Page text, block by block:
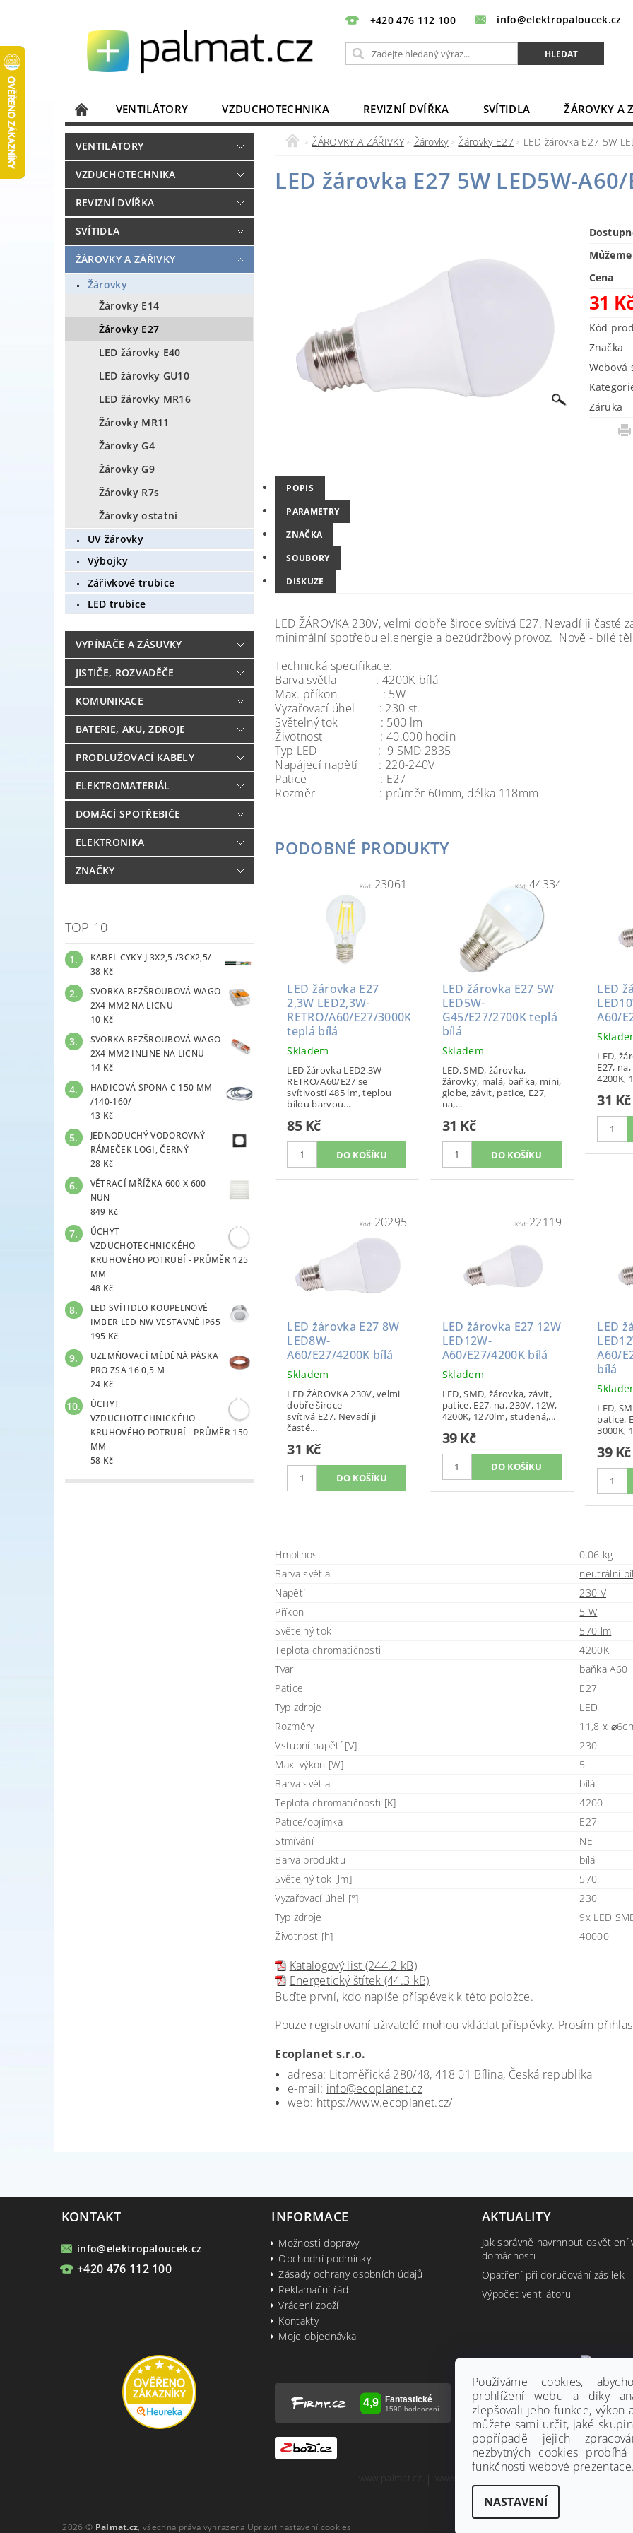
+420 476 112 100 info@elektropaloucek.cz
VENTILÁTORY VZDUCHOTECHNIKA REVIZNÍ DVÍŘKA SVÍTIDLA
ŽÁROVKY A
JISTIČE, ROZVADĚČE
KOMUNIKACE BATERIE, AKU, ZDROJE
DOMÁCÍ SPOTŘEBIČE
ELEKTRONIKA
VENTILÁTORY
VZDUCHOTECHNIKA
REVIZNÍ DVÍŘKA
SVÍTIDLA
ŽÁROVKY A ZÁŘIVKY
Žárovky
Žárovky E14
Žárovky E27
LED žárovky E40
LED žárovky GU10
LED žárovky MR16
Žárovky MR11
Žárovky G4
Žárovky G9
Žárovky R7s
Žárovky ostatní
UV žárovky
Výbojky
Zářivkové trubice
LED trubice
VYPÍNAČE A ZÁSUVKY
JISTIČE, ROZVADĚČE
KOMUNIKACE
BATERIE, AKU, ZDROJE
PRODLUŽOVACÍ KABELY
ELEKTROMATERIÁL
DOMÁCÍ SPOTŘEBIČE
ELEKTRONIKA
ZNAČKY
TOP 10
KABEL CYKY-J 3X2,5 /3CX2,5/
38 Kč
SVORKA BEZŠROUBOVÁ WAGO
2X4 MM2 NA LICNU
10 Kč
SVORKA BEZŠROUBOVÁ WAGO
2X4 MM2 INLINE NA LICNU
14 Kč
HADICOVÁ SPONA C 150 MM
/140-160/
13 Kč
JEDNODUCHÝ VODOROVNÝ
RÁMEČEK LOGI, ČERNÝ
28 Kč
VĚTRACÍ MŘÍŽKA 600 X 600
NUN
849 Kč
ÚCHYT
VZDUCHOTECHNICKÉHO
KRUHOVÉHO POTRUBÍ - PRŮMĚR 125
MM
48 Kč
LED SVÍTIDLO KOUPELNOVÉ
IMBER LED NW VESTAVNÉ IP65
195 Kč
UZEMŇOVACÍ MĚDĚNÁ PÁSKA
PRO ZSA 16 0,5 M
24 Kč
ÚCHYT
VZDUCHOTECHNICKÉHO
KRUHOVÉHO POTRUBÍ - PRŮMĚR 150
MM
58 Kč
ŽÁROVKY A ZÁŘIVKY Žárovky Žárovky E27 LED žárovka E27 5W
LED žárovka E27 5W LED5W-
Cena
31
Kód
Značka
Webová
Záruka
POPIS
PARAMETRY
ZNAČKA
SOUBORY
DISKUZE
LED ŽÁROVKA 230V, velmi dobře široce svítivá E27. Nevadí ji
minimální spotřebu el.energie a bezúdržbový provoz. Nově - bílé
Technická specifikace:
Barva světla : 4200K-bílá
Max. příkon : 5W
Vyzařovací úhel : 230 st.
Světelný tok : 500 lm
Životnost : 40.000 hodin
Typ LED : 9 SMD 2835
Napájecí napětí : 220-240V
Patice : E27
Rozměr : průměr 60mm, délka 118mm
PODOBNÉ PRODUKTY
Kód: 23061
LED žárovka E27
2,3W LED2,3W-
RETRO/A60/E27/3000K
teplá bílá
Skladem
LED žárovka LED2,3W-
RETRO/A60/E27 se
svítivostí 485 lm, teplou
bílou barvou...
85 Kč
Kód:44334
LED žárovka E27 5W
LED5W-
G45/E27/2700K teplá
bílá
Skladem
LED, SMD, žárovka,
žárovky, malá, baňka, mini,
globe, závit, patice, E27,
na,...
31 Kč
LED
A60/
LED,
E27,
4200K,
31 Kč
Kód: 20295
LED žárovka E27 8W
LED8W-
A60/E27/4200K bílá
Skladem
LED ŽÁROVKA 230V, velmi
dobře široce
svítivá E27. Nevadí ji
časté...
31 Kč
Kód: 22119
LED žárovka E27 12W
LED12W-
A60/E27/4200K bílá
Skladem
LED, SMD, žárovka, závit,
patice, E27, na, 230V, 12W,
4200K, 1270lm, studená,...
39 Kč
LED
A60/
bílá
LED,
patice,
3000K,
39 Kč
Hmotnost
0.06 kg
Barva světla
neutrální
Napětí
230 V
Příkon
5 W
Světelný tok
570 lm
Teplota chromatičnosti
4200K
Tvar
baňka A60
Patice
E27
Typ zdroje
LED
Rozměry
11,8 x
Vstupní napětí [V]
230
Max. výkon [W]
5
Barva světla
bílá
Teplota chromatičnosti [K]
4200
Patice/objímka
E27
Stmívání
NE
Barva produktu
bílá
Světelný tok [lm]
570
Vyzařovací úhel [°]
230
Typ zdroje
9x LED
Životnost [h]
40000
Katalogový list (244.2 kB)
Energetický štítek (44.3 kB)
Buďte první, kdo napíše příspěvek k této položce.
Pouze registrovaní uživatelé mohou vkládat příspěvky. Prosím
Ecoplanet s.r.o.
adresa: Litoměřická 280/48, 418 01 Bílina, Česká republika
e-mail: info@ecoplanet.cz
web: https://www.ecoplanet.cz/
KONTAKT
info@elektropaloucek.cz
+420 476 112 100
INFORMACE
Možnosti dopravy
Obchodní podmínky
Zásady ochrany osobních údajů
Reklamační řád
Vrácení zboží
Kontakty
Moje objednávka
AKTUALITY
Jak správně navrhnout osvětlení
domácnosti
Opatření při doručování zásilek
Výpočet ventilátoru
www.vzduchotechnika-ventilatory.cz
2026 © Palmat.cz, všechna práva vyhrazena Upravit nastavení cookies
Používáme cookies,
prohlížení webu a díky
zlepšovali jeho funkce, výkon
můžete sami určit, jaké
popřípadě jejich
nezbytných cookies
funkčnosti webové
NASTAVENÍ